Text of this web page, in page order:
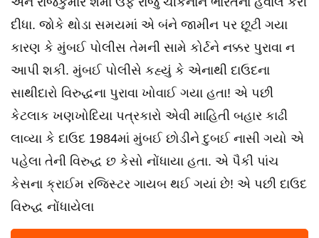
દીધા. જોકે થોડા સમયમાં એ બંને જામીન પર છૂટી ગયા
કારણ કે મુંબઈ પોલીસ તેમની સામે કોર્ટને નક્કર પુરાવા ન
આપી શકી. મુંબઈ પોલીસે કહ્યું કે એનાથી દાઉદના
સાથીદારો વિરુદ્ધના પુરાવા ખોવાઈ ગયા હતા! એ પછી
કેટલાક ખણખોદિયા પત્રકારો એવી માહિતી બહાર કાઢી
લાવ્યા કે દાઉદ 1984માં મુંબઈ છોડીને દુબઈ નાસી ગયો એ
પહેલા તેની વિરુદ્ધ છ કેસો નોંધાયા હતા. એ પૈકી પાંચ
કેસના ક્રાઈમ રજિસ્ટર ગાયબ થઈ ગયાં છે! એ પછી દાઉદ
વિરુદ્ધ નોંધાયેલા